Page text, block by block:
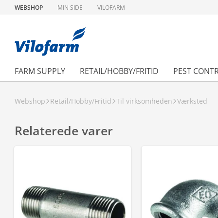
WEBSHOP MIN SIDE VILOFARM
FARM SUPPLY RETAIL/HOBBY/FRITID PEST
Webshop Retail/Hobby/Fritid Til virksomheden Værksted
Relaterede varer